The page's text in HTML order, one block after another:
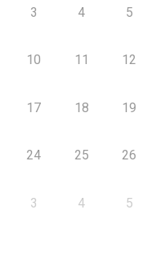
3 4 5
10 11 12
17 18 19
24 25 26
3 4 5